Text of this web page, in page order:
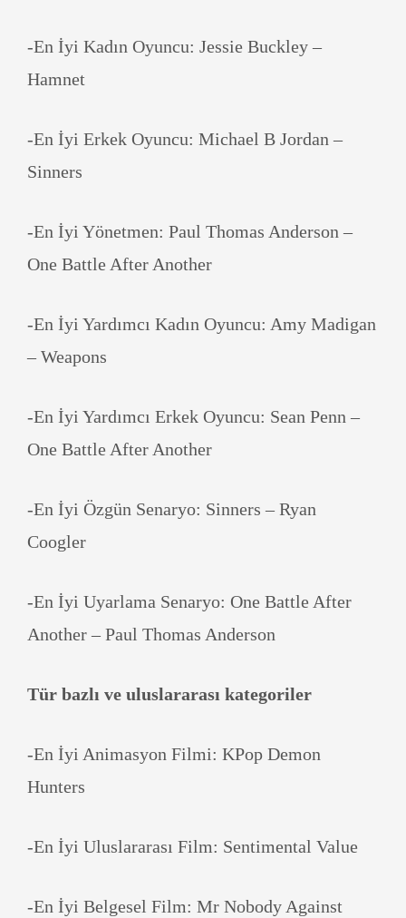
-En İyi Kadın Oyuncu: Jessie Buckley –
Hamnet
-En İyi Erkek Oyuncu: Michael B Jordan –
Sinners
-En İyi Yönetmen: Paul Thomas Anderson –
One Battle After Another
-En İyi Yardımcı Kadın Oyuncu: Amy Madigan
– Weapons
-En İyi Yardımcı Erkek Oyuncu: Sean Penn –
One Battle After Another
-En İyi Özgün Senaryo: Sinners – Ryan
Coogler
-En İyi Uyarlama Senaryo: One Battle After
Another – Paul Thomas Anderson
Tür bazlı ve uluslararası kategoriler
-En İyi Animasyon Filmi: KPop Demon
Hunters
-En İyi Uluslararası Film: Sentimental Value
-En İyi Belgesel Film: Mr Nobody Against